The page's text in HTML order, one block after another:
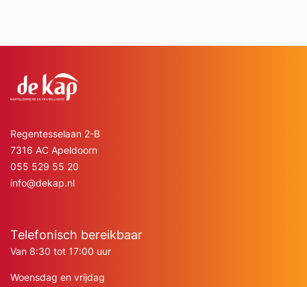
Regentesselaan 2-B
7316 AC Apeldoorn
055 529 55 20
info@dekap.nl
Telefonisch bereikbaar
Van 8:30 tot 17:00 uur
Woensdag en vrijdag